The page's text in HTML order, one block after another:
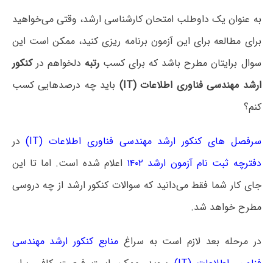
به عنوان یک داوطلب امتحان کارشناسی ارشد، وقتی می‌خواهید
برای مطالعه برای این آزمون برنامه ریزی کنید، ممکن است این
سوال برایتان مطرح باشد که برای کسبرتبه دلخواهم درکنکور
ارشد مهندسی فناوری اطلاعات (IT)
باید چه درصدهایی کسب
کنم؟
سرفصل های کنکور ارشد مهندسی فناوری اطلاعات (IT)
در
دفترچه ثبت نام آزمون ارشد ۱۴۰۲
اعلام شده است. اما تا این
جای کار شما فقط می‌دانید که سوالات کنکور ارشد از چه دروسی
مطرح خواهد شد.
در مرحله بعد لازم است به سراغمنابع کنکور ارشد مهندسی